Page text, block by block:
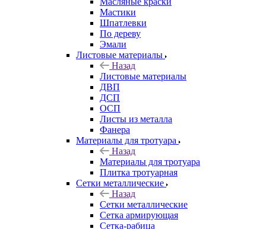
Мастики
Шпатлевки
По дереву
Эмали
Листовые материалы
Назад
Листовые материалы
ДВП
ДСП
ОСП
Листы из металла
Фанера
Материалы для тротуара
Назад
Материалы для тротуара
Плитка тротуарная
Сетки металлические
Назад
Сетки металлические
Сетка армирующая
Сетка-рабица